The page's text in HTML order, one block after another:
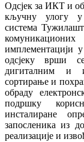
Одсјек за ИКТ и
кључну улогу у
система
имплементацији
одсјеку врши
дигиталним и
сортирање и
обраду
подршку
инсталиране
запосленика из
реализације и